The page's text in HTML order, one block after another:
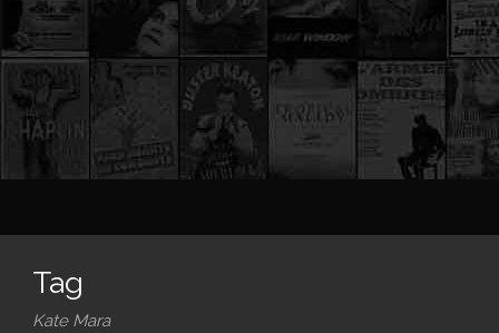
Tag
Kate Mara